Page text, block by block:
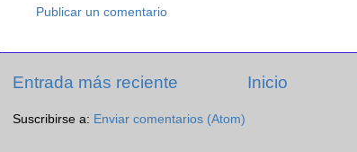
Publicar un comentario
Entrada más reciente Inicio
Suscribirse a: Enviar comentarios (Atom)